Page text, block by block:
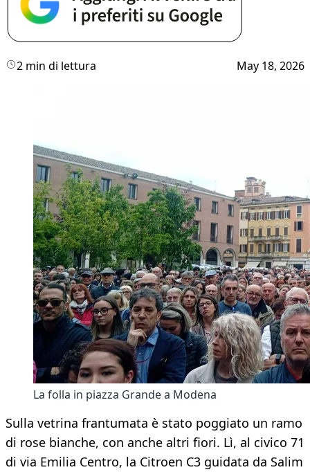
2 min di lettura May 18, 2026
La folla in piazza Grande a Modena
Sulla vetrina frantumata è stato poggiato un ramo
di rose bianche, con anche altri fiori. Lì, al civico 71
di via Emilia Centro, la Citroen C3 guidata da Salim